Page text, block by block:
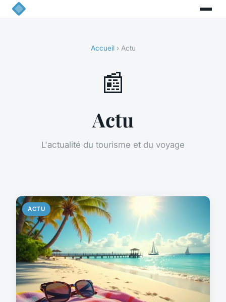
Accueil› Actu
📰
Actu
L'actualité du tourisme et du voyage
ACTU